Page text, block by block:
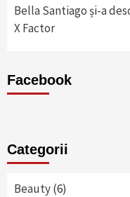
Bella Santiago și-a
X Factor
Facebook
Categorii
Beauty(6)